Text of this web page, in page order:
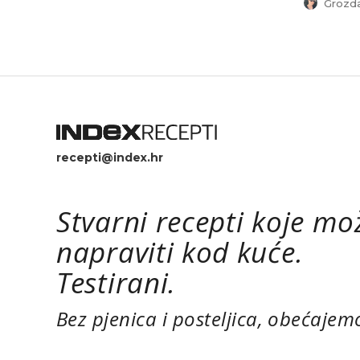
recepti@index.hr
Stvarni recepti koje
napraviti kod kuće.
Testirani.
Bez pjenica i posteljica,